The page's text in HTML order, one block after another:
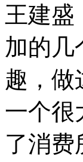
王建盛
加的几
趣，做
一个很
了消费